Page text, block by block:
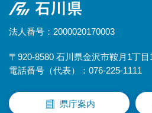
石川県
法人番号：2000020170003
〒920-8580 石川県金沢市鞍月1丁目
電話番号（代表）：076-225-1111
県庁案内